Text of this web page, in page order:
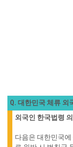
Q. 대한민국 체류 외
외국인 한국법령
다음은 대한민국